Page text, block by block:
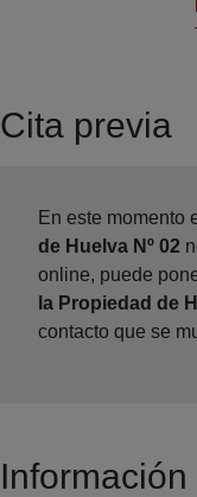
Cita previa
En este momento
de Huelva Nº 02
online, puede
la Propiedad de
contacto que se